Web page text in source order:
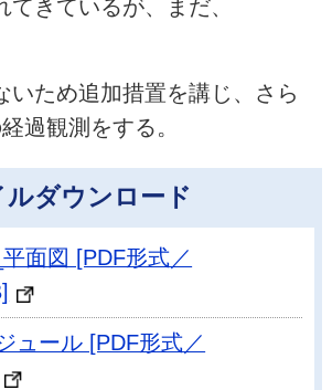
てきているが、まだ、
いため追加措置を講じ、さら
過観測をする。
ルダウンロード
面図 [PDF形式／
ュール [PDF形式／